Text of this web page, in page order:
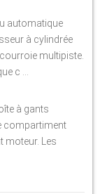
automatique
à cylindrée
multipiste.
c ...
à gants
compartiment
moteur. Les